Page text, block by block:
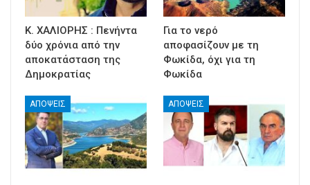
Κ. ΧΑΛΙΟΡΗΣ : Πενήντα
δύο χρόνια από την
αποκατάσταση της
Δημοκρατίας
Για το νερό
αποφασίζουν με τη
Φωκίδα, όχι για τη
Φωκίδα
ΑΠΟΨΕΙΣ ΑΠΟΨΕΙΣ